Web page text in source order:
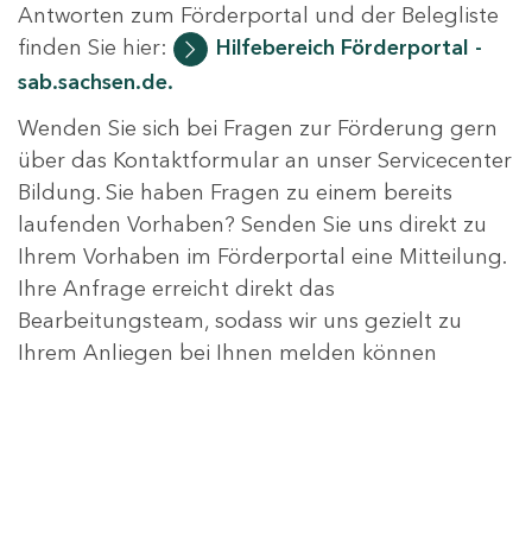
Antworten zum Förderportal und der Belegliste
finden Sie hier:
Hilfebereich Förderportal -
sab.sachsen.de.
Wenden Sie sich bei Fragen zur Förderung gern
über das Kontaktformular an unser Servicecenter
Bildung. Sie haben Fragen zu einem bereits
laufenden Vorhaben? Senden Sie uns direkt zu
Ihrem Vorhaben im Förderportal eine Mitteilung.
Ihre Anfrage erreicht direkt das
Bearbeitungsteam, sodass wir uns gezielt zu
Ihrem Anliegen bei Ihnen melden können